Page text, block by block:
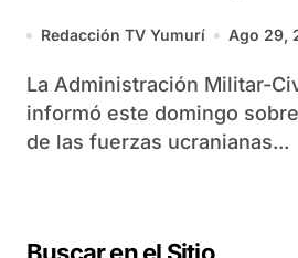
central nuclear
Redacción TV Yumurí Ago 29,
La Administración Militar-Civil de Energodar
informó este domingo
de las fuerzas ucranianas...